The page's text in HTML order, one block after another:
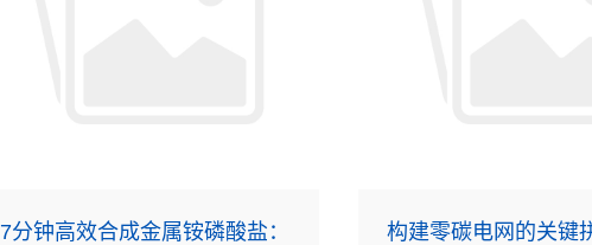
7分钟高效合成金属铵磷酸盐：
构建零碳电网的关键